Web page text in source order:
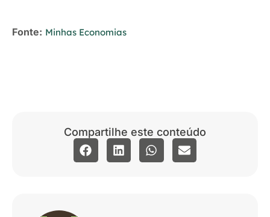
Fonte: Minhas Economias
Compartilhe este conteúdo